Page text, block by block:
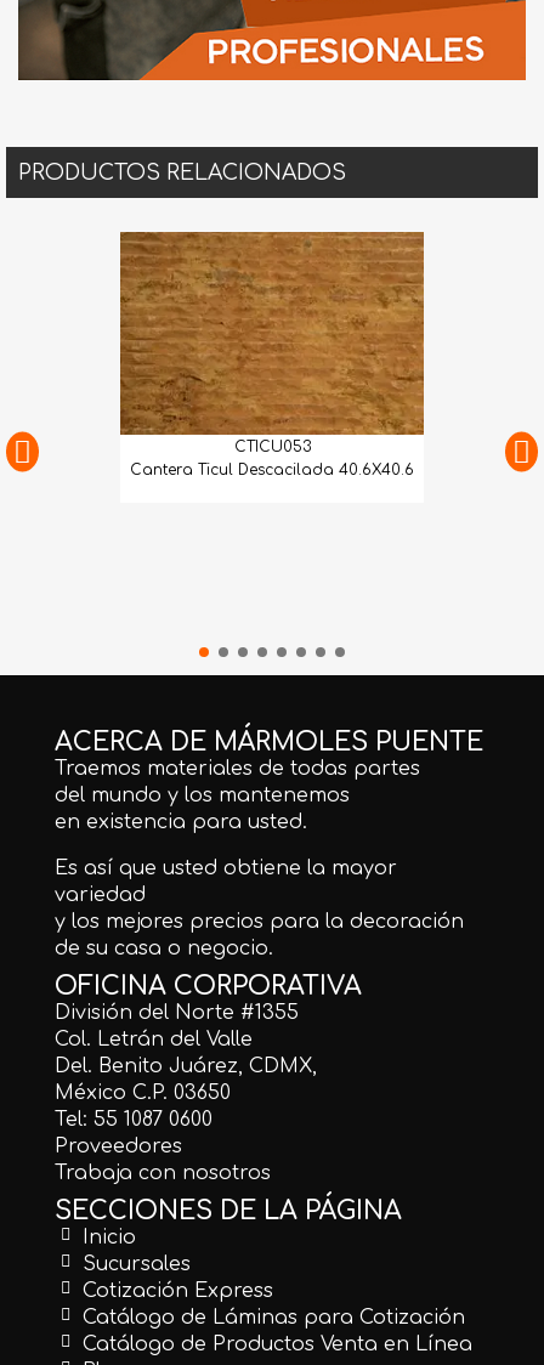
PRODUCTOS RELACIONADOS
CTICU053
Cantera Ticul Descacilada 40.6X40.6
ACERCA DE MÁRMOLES PUENTE
Traemos materiales de todas partes
del mundo y los mantenemos
en existencia para usted.
Es así que usted obtiene la mayor
variedad
y los mejores precios para la decoración
de su casa o negocio.
OFICINA CORPORATIVA
División del Norte #1355
Col. Letrán del Valle
Del. Benito Juárez, CDMX,
México C.P. 03650
Tel: 55 1087 0600
Proveedores
Trabaja con nosotros
SECCIONES DE LA PÁGINA
Inicio
Sucursales
Cotización Express
Catálogo de Láminas para Cotización
Catálogo de Productos Venta en Línea